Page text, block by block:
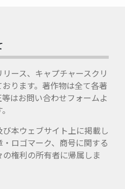
ース、キャプチャースクリ
ります。著作物は全て各著
はお問い合わせフォームよ
本ウェブサイト上に掲載し
ロゴマーク、商号に関する
権利の所有者に帰属しま